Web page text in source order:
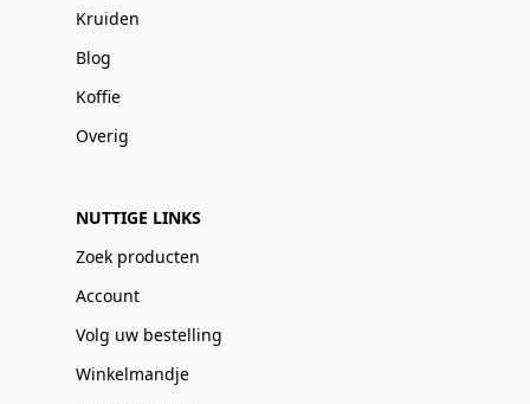
Kruiden
Blog
Koffie
Overig
NUTTIGE LINKS
Zoek producten
Account
Volg uw bestelling
Winkelmandje